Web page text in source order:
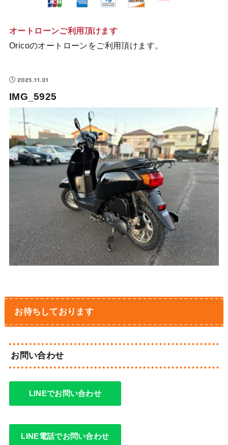
オートローンご利用頂けます
Oricoのオートローンをご利用頂けます。
2025.11.01
IMG_5925
お待ちしております
お問い合わせ
LINEでお問い合わせ
LINE電話でお問い合わせ